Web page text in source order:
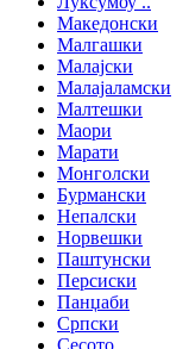
Македонски
Малгашки
Малајски
Малајаламски
Малтешки
Маори
Марати
Монголски
Бурмански
Непалски
Норвешки
Паштунски
Персиски
Панџаби
Српски
Сесото